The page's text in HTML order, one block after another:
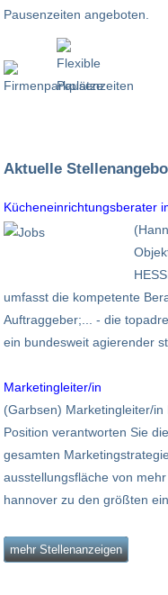
Pausenzeiten angeboten.
Aktuelle
Kücheneinrichtungsberater
umfasst die kompetente
Auftraggeber;... - die
ein bundesweit agierender
Marketingleiter/in
(Garbsen) Marketingleiter/
Position verantworten Sie
gesamten
ausstellungsfläche von
hannover zu den größten
mehr Stellenanzeigen